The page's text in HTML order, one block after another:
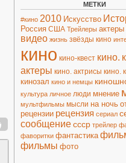
МЕТКИ
#кино 2010 Искусство
Россия США Трейлеры актеры
видео жизнь звёзды кино
кино кино-квест кино.
актеры кино. актрисы кино.
кинозал кино и немцы
культура личное люди мнение
мультфильмы мысли на ночь
рецензии рецензия сериал
сообщение ссср трейлер
фаворитки фантастика
фильмы фото